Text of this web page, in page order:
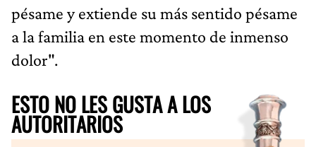
pésame y extiende su más sentido pésame
a la familia en este momento de inmenso
dolor".
ESTO NO LES GUSTA A LOS
AUTORITARIOS